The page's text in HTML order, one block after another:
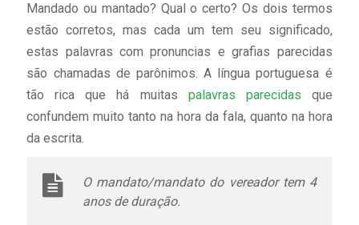
Mandado ou mantado? Qual o certo? Os dois termos
estão corretos, mas cada um tem seu significado,
estas palavras com pronuncias e grafias parecidas
são chamadas de parônimos. A língua portuguesa é
tão rica que há muitas palavras parecidas que
confundem muito tanto na hora da fala, quanto na hora
da escrita.
O mandato/mandato do vereador tem 4
anos de duração.